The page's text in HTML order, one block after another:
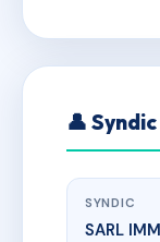
👤
SYNDIC
SARL